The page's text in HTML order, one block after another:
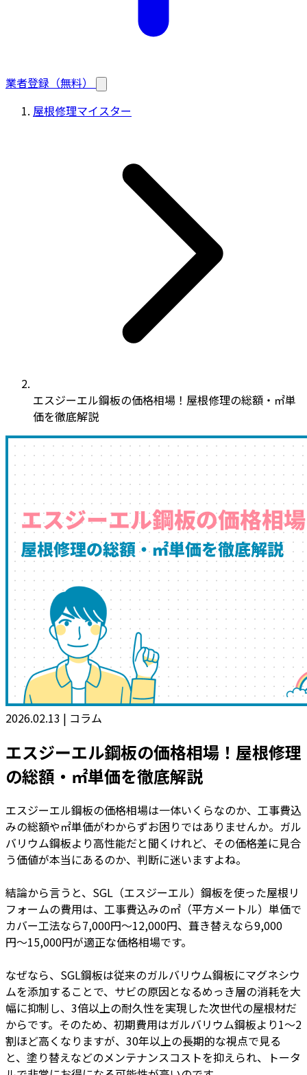
業者登録（無料）
屋根修理マイスター
エスジーエル鋼板の価格相場！屋根修理の総額・㎡単
価を徹底解説
2026.02.13 | コラム
エスジーエル鋼板の価格相場！屋根修理
の総額・㎡単価を徹底解説
エスジーエル鋼板の価格相場は一体いくらなのか、工事費込
みの総額や㎡単価がわからずお困りではありませんか。ガル
バリウム鋼板より高性能だと聞くけれど、その価格差に見合
う価値が本当にあるのか、判断に迷いますよね。
結論から言うと、SGL（エスジーエル）鋼板を使った屋根リ
フォームの費用は、工事費込みの㎡（平方メートル）単価で
カバー工法なら7,000円〜12,000円、葺き替えなら9,000
円〜15,000円が適正な価格相場です。
なぜなら、SGL鋼板は従来のガルバリウム鋼板にマグネシウ
ムを添加することで、サビの原因となるめっき層の消耗を大
幅に抑制し、3倍以上の耐久性を実現した次世代の屋根材だ
からです。そのため、初期費用はガルバリウム鋼板より1〜2
割ほど高くなりますが、30年以上の長期的な視点で見る
と、塗り替えなどのメンテナンスコストを抑えられ、トータ